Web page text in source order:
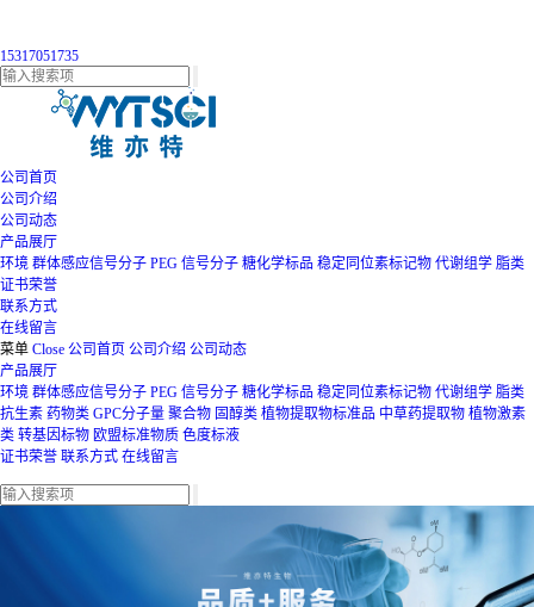
15317051735
公司首页
公司介绍
公司动态
产品展厅
环境 群体感应信号分子 PEG 信号分子 糖化学标品 稳定同位素标记物 代谢组学 脂类
证书荣誉
联系方式
在线留言
菜单 Close 公司首页 公司介绍 公司动态
产品展厅
环境 群体感应信号分子 PEG 信号分子 糖化学标品 稳定同位素标记物 代谢组学 脂类
抗生素 药物类 GPC分子量 聚合物 固醇类 植物提取物标准品 中草药提取物 植物激素
类 转基因标物 欧盟标准物质 色度标液
证书荣誉 联系方式 在线留言